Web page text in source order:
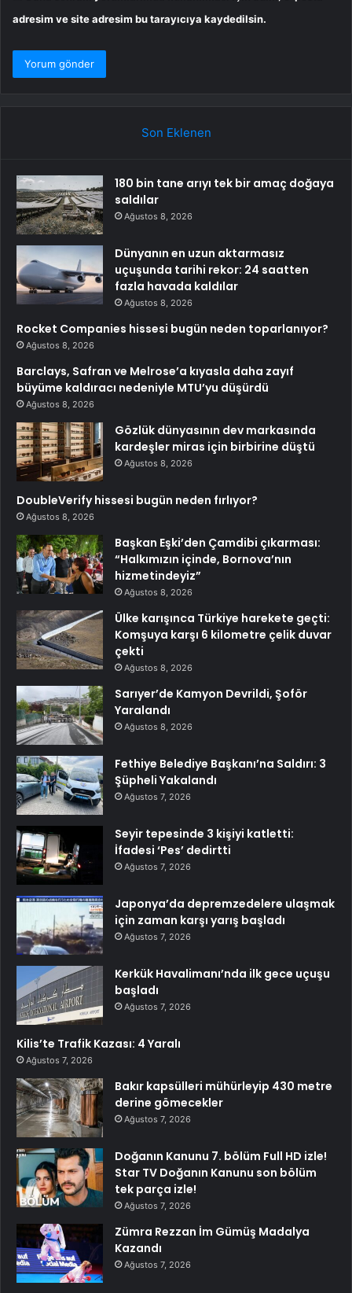
adresim ve site adresim bu tarayıcıya kaydedilsin.
Son Eklenen
180 bin tane arıyı tek bir amaç doğaya
saldılar
Ağustos 8, 2026
Dünyanın en uzun aktarmasız
uçuşunda tarihi rekor: 24 saatten
fazla havada kaldılar
Ağustos 8, 2026
Rocket Companies hissesi bugün neden toparlanıyor?
Ağustos 8, 2026
Barclays, Safran ve Melrose’a kıyasla daha zayıf
büyüme kaldıracı nedeniyle MTU’yu düşürdü
Ağustos 8, 2026
Gözlük dünyasının dev markasında
kardeşler miras için birbirine düştü
Ağustos 8, 2026
DoubleVerify hissesi bugün neden fırlıyor?
Ağustos 8, 2026
Başkan Eşki’den Çamdibi çıkarması:
“Halkımızın içinde, Bornova’nın
hizmetindeyiz”
Ağustos 8, 2026
Ülke karışınca Türkiye harekete geçti:
Komşuya karşı 6 kilometre çelik duvar
çekti
Ağustos 8, 2026
Sarıyer’de Kamyon Devrildi, Şoför
Yaralandı
Ağustos 8, 2026
Fethiye Belediye Başkanı’na Saldırı: 3
Şüpheli Yakalandı
Ağustos 7, 2026
Seyir tepesinde 3 kişiyi katletti:
İfadesi ‘Pes’ dedirtti
Ağustos 7, 2026
Japonya’da depremzedelere ulaşmak
için zaman karşı yarış başladı
Ağustos 7, 2026
Kerkük Havalimanı’nda ilk gece uçuşu
başladı
Ağustos 7, 2026
Kilis’te Trafik Kazası: 4 Yaralı
Ağustos 7, 2026
Bakır kapsülleri mühürleyip 430 metre
derine gömecekler
Ağustos 7, 2026
Doğanın Kanunu 7. bölüm Full HD izle!
Star TV Doğanın Kanunu son bölüm
tek parça izle!
Ağustos 7, 2026
Zümra Rezzan İm Gümüş Madalya
Kazandı
Ağustos 7, 2026